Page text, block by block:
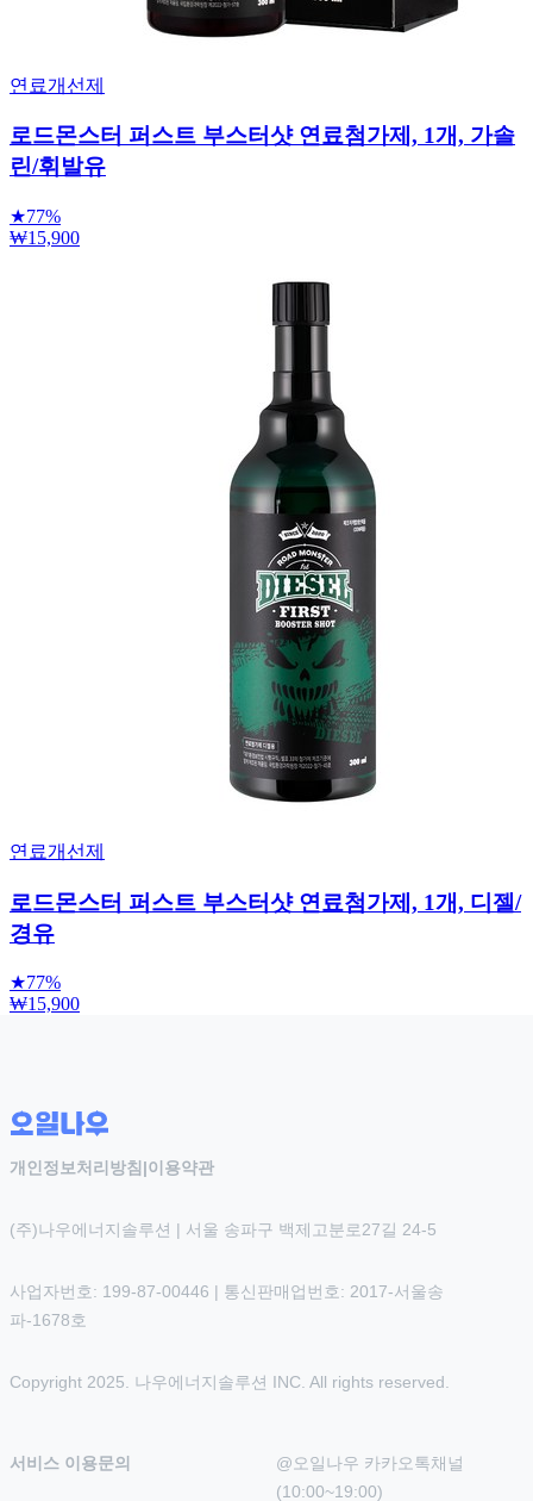
연료개선제
로드몬스터 퍼스트 부스터샷 연료첨가제, 1개, 가솔
린/휘발유
★77%
₩15,900
연료개선제
로드몬스터 퍼스트 부스터샷 연료첨가제, 1개, 디젤/
경유
★77%
₩15,900
개인정보처리방침 |이용약관
(주)나우에너지솔루션 | 서울 송파구 백제고분로27길 24-5
사업자번호: 199-87-00446 | 통신판매업번호: 2017-서울송
파-1678호
Copyright 2025. 나우에너지솔루션 INC. All rights reserved.
서비스 이용문의
@오일나우 카카오톡채널
(10:00~19:00)